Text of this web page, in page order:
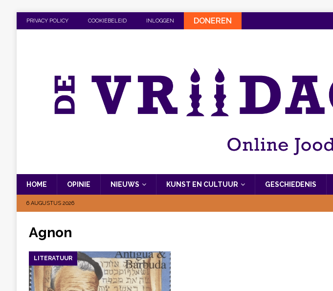
PRIVACY POLICY COOKIEBELEID INLOGGEN DONEREN
HOME OPINIE NIEUWS KUNST EN CULTUUR GESCHIEDENIS
6 AUGUSTUS 2026
Agnon
LITERATUUR